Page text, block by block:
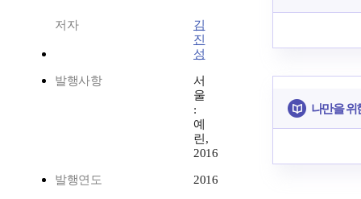
저자
김
진
성
발행사항
서
울
:
예
린,
2016
발행연도 2016
나만을 위